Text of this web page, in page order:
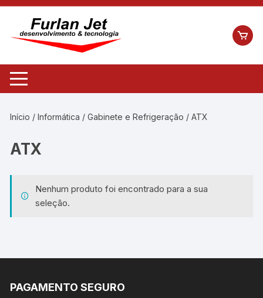
Pular
Início /Informática /Gabinete e Refrigeração / ATX
ATX
Nenhum produto foi encontrado para a sua
seleção.
PAGAMENTO SEGURO